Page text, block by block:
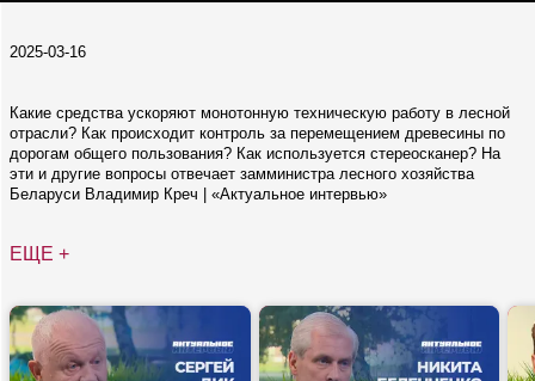
2025-03-16
Какие средства ускоряют монотонную техническую работу в лесной
отрасли? Как происходит контроль за перемещением древесины по
дорогам общего пользования? Как используется стереосканер? На
эти и другие вопросы отвечает замминистра лесного хозяйства
Беларуси Владимир Креч | «Актуальное интервью»
ЕЩЕ +